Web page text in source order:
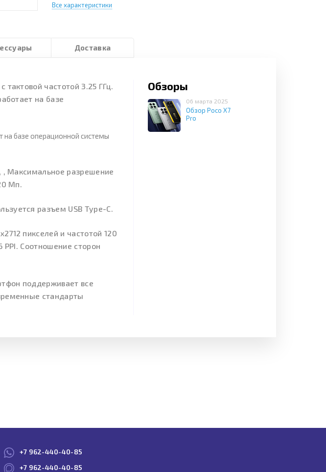
Все характеристики
Доставка
частотой 3.25 ГГц.
на базе
на базе операционной системы
Максимальное разрешение
Мп.
разъем USB Type-C.
пикселей и частотой 120
PPI. Соотношение сторон
поддерживает все
стандарты
Обзоры
06 марта 2025
Обзор Poco X7
Pro
+7 962-440-40-85
+7 962-440-40-85